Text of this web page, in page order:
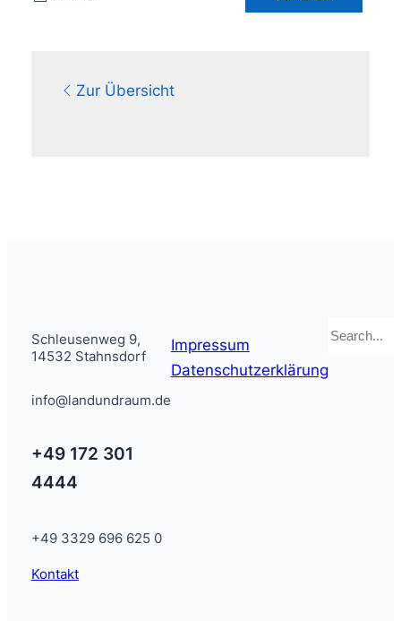
Zur Übersicht
Schleusenweg 9,
14532 Stahnsdorf
info@landundraum.de
+49 172 301
4444
+49 3329 696 625 0
Kontakt
Impressum
Datenschutzerklärung